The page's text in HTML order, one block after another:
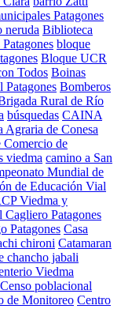
Patagones
neruda Biblioteca
bloque
Bloque UCR
Todos Boinas
Patagones Bomberos
Rural de Río
búsquedas CAINA
Agraria de Conesa
Comercio de
viedma camino a San
Mundial de
de Educación Vial
Viedma y
Cagliero Patagones
Patagones Casa
chironi Catamaran
chancho jabali
Viedma
Censo poblacional
de Monitoreo Centro